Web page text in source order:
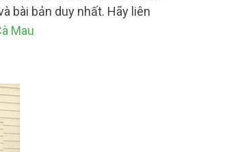
bài bản duy nhất. Hãy liên
Mau